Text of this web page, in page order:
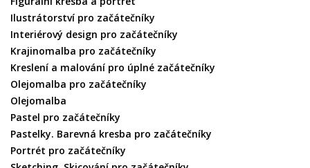
Ilustrátorství pro začátečníky
Interiérový design pro začátečníky
Krajinomalba pro začátečníky
Kreslení a malování pro úplné začátečníky
Olejomalba pro začátečníky
Olejomalba
Pastel pro začátečníky
Pastelky. Barevná kresba pro začátečníky
Portrét pro začátečníky